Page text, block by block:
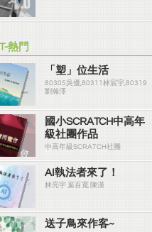
熱門
「塑」位生活
80305吳優,80311林宸宇,80319
劉瀚澤
國小SCRATCH中高年
級社團作品
中高年級SCRATCH社團
AI執法者來了！
林亮宇 葉百寬 陳漢
送子鳥來作客~